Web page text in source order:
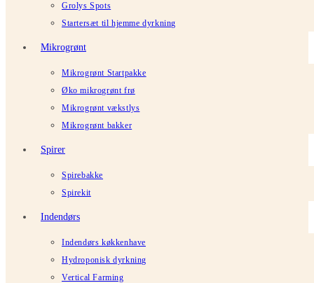
Grolys Spots
Startersæt til hjemme dyrkning
Mikrogrønt
Mikrogrønt Startpakke
Øko mikrogrønt frø
Mikrogrønt vækstlys
Mikrogrønt bakker
Spirer
Spirebakke
Spirekit
Indendørs
Indendørs køkkenhave
Hydroponisk dyrkning
Vertical Farming